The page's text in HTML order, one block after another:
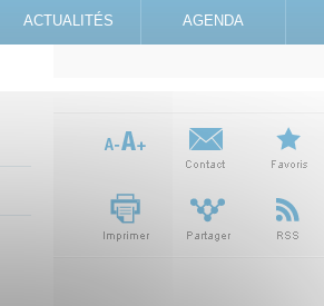
Retrouvez toute l'information sur le site education.gouv.fr
ACTUALITÉS AGENDA